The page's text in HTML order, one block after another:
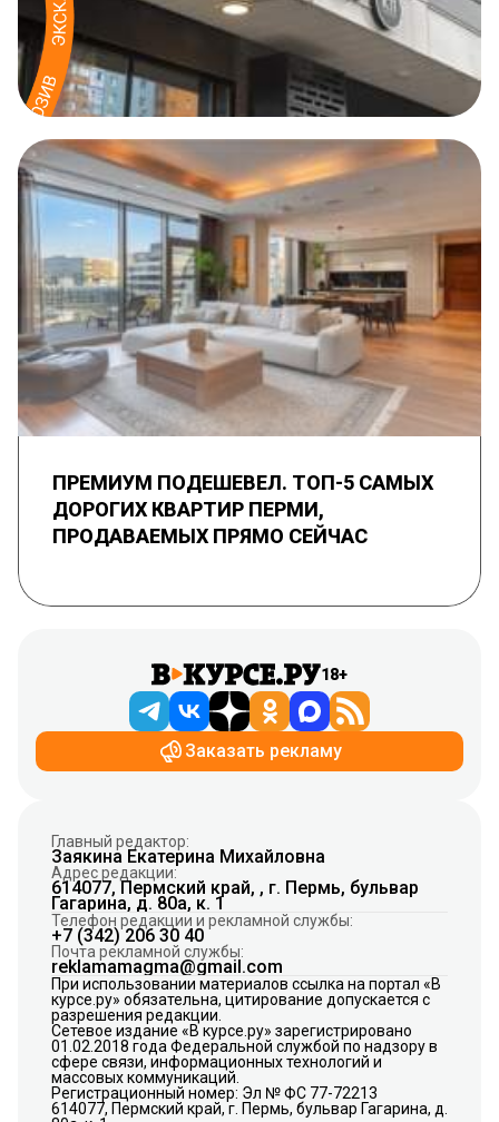
ПРЕМИУМ ПОДЕШЕВЕЛ. ТОП-5 САМЫХ
ДОРОГИХ КВАРТИР ПЕРМИ,
ПРОДАВАЕМЫХ ПРЯМО СЕЙЧАС
18+
Заказать рекламу
Главный редактор:
Заякина Екатерина Михайловна
Адрес редакции:
614077, Пермский край, , г. Пермь, бульвар
Гагарина, д. 80а, к. 1
Телефон редакции и рекламной службы:
+7 (342) 206 30 40
Почта рекламной службы:
reklamamagma@gmail.com
При использовании материалов ссылка на портал «В
курсе.ру» обязательна, цитирование допускается с
разрешения редакции.
Сетевое издание «В курсе.ру» зарегистрировано
01.02.2018 года Федеральной службой по надзору в
сфере связи, информационных технологий и
массовых коммуникаций.
Регистрационный номер: Эл № ФС 77-72213
614077, Пермский край, г. Пермь, бульвар Гагарина, д.